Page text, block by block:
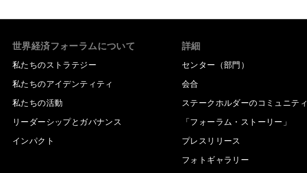
世界経済フォーラムについて
私たちのストラテジー
私たちのアイデンティティ
私たちの活動
リーダーシップとガバナンス
インパクト
詳細
センター（部門）
会合
ステークホルダーのコミュニティ
「フォーラム・ストーリー」
プレスリリース
フォトギャラリー